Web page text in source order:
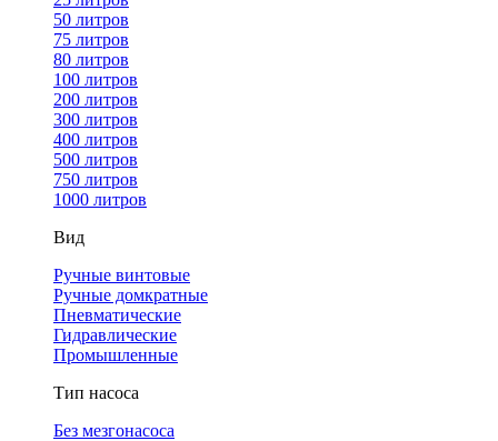
50 литров
75 литров
80 литров
100 литров
200 литров
300 литров
400 литров
500 литров
750 литров
1000 литров
Вид
Ручные винтовые
Ручные домкратные
Пневматические
Гидравлические
Промышленные
Тип насоса
Без мезгонасоса